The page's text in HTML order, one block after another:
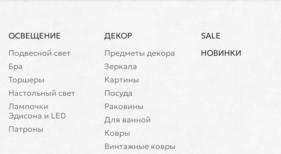
ОСВЕЩЕНИЕ
Подвесной свет
Бра
Торшеры
Настольный свет
Лампочки
Эдисона и LED
Патроны
ДЕКОР
Предметы декора
Зеркала
Картины
Посуда
Раковины
Для ванной
Ковры
Винтажные ковры
SALE
НОВИНКИ